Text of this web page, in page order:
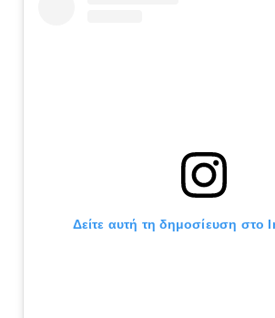
Δείτε αυτή τη δημοσίευση στο